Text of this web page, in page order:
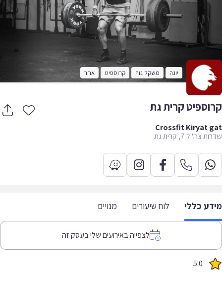
יוגה משקל גוף קרוספיט אחר
קרית גת
Crossfit Kiryat
צה"ל 7, קרית גת
כללי לוח שיעורים מנויים
לצפייה באירועים שלי בעסק זה
5.0